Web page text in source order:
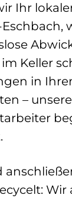
Ihr
im Keller
in
– unsere
Wir